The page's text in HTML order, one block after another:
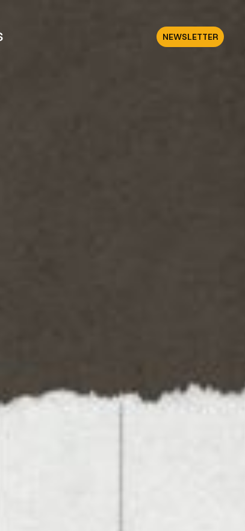
NEWSLETTER